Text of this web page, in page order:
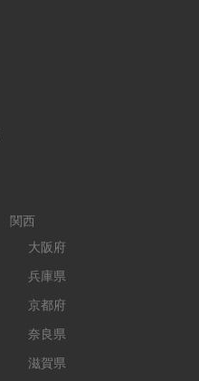
関西
大阪府
兵庫県
京都府
奈良県
滋賀県